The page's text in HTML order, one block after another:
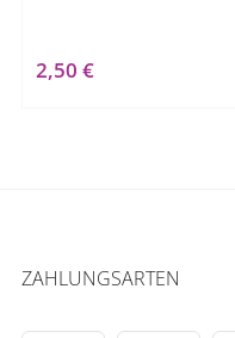
2,50 €
ZAHLUNGSARTEN